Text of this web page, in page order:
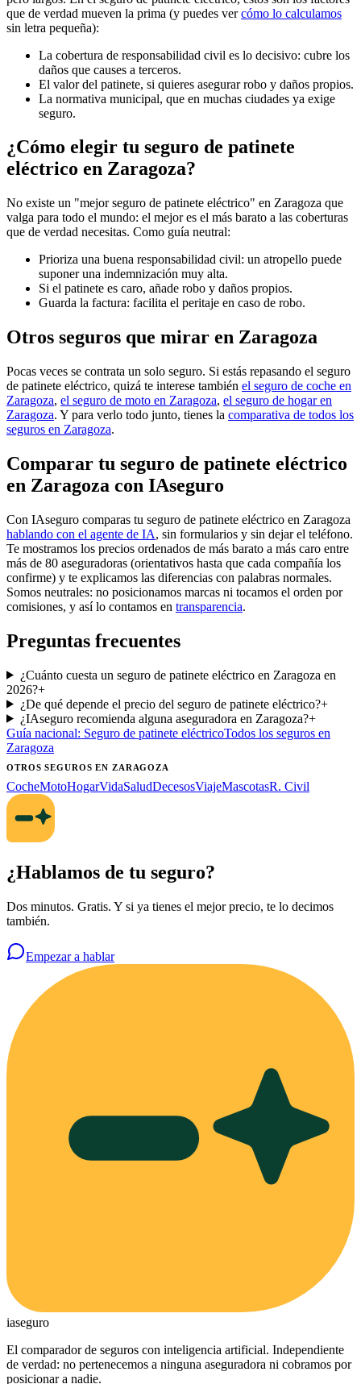
que de verdad mueven la prima (y puedes vercómo lo calculamos
sin letra pequeña):
La cobertura de responsabilidad civil es lo decisivo: cubre los
daños que causes a terceros.
El valor del patinete, si quieres asegurar robo y daños propios.
La normativa municipal, que en muchas ciudades ya exige
seguro.
¿Cómo elegir tu seguro de patinete
eléctrico en Zaragoza?
No existe un "mejor seguro de patinete eléctrico" en Zaragoza que
valga para todo el mundo: el mejor es el más barato a las coberturas
que de verdad necesitas. Como guía neutral:
Prioriza una buena responsabilidad civil: un atropello puede
suponer una indemnización muy alta.
Si el patinete es caro, añade robo y daños propios.
Guarda la factura: facilita el peritaje en caso de robo.
Otros seguros que mirar en Zaragoza
Pocas veces se contrata un solo seguro. Si estás repasando el seguro
de patinete eléctrico, quizá te interese también el seguro de coche en
Zaragoza, el seguro de moto en Zaragoza, el seguro de hogar en
Zaragoza. Y para verlo todo junto, tienes la comparativa de todos los
seguros en Zaragoza.
Comparar tu seguro de patinete eléctrico
en Zaragoza con IAseguro
Con IAseguro comparas tu seguro de patinete eléctrico en Zaragoza
hablando con el agente de IA, sin formularios y sin dejar el teléfono.
Te mostramos los precios ordenados de más barato a más caro entre
más de 80 aseguradoras (orientativos hasta que cada compañía los
confirme) y te explicamos las diferencias con palabras normales.
Somos neutrales: no posicionamos marcas ni tocamos el orden por
comisiones, y así lo contamos en transparencia.
Preguntas frecuentes
¿Cuánto cuesta un seguro de patinete eléctrico en Zaragoza en
2026?+
¿De qué depende el precio del seguro de patinete eléctrico?+
¿IAseguro recomienda alguna aseguradora en Zaragoza?+
Guía nacional: Seguro de patinete eléctricoTodos los seguros en
Zaragoza
OTROS SEGUROSEN ZARAGOZA
CocheMotoHogarVidaSaludDecesosViajeMascotasR. Civil
¿Hablamos de tu seguro?
Dos minutos. Gratis. Y si ya tienes el mejor precio, te lo decimos
también.
Empezar a hablar
iaseguro
El comparador de seguros con inteligencia artificial. Independiente
de verdad: no pertenecemos a ninguna aseguradora ni cobramos por
posicionar a nadie.